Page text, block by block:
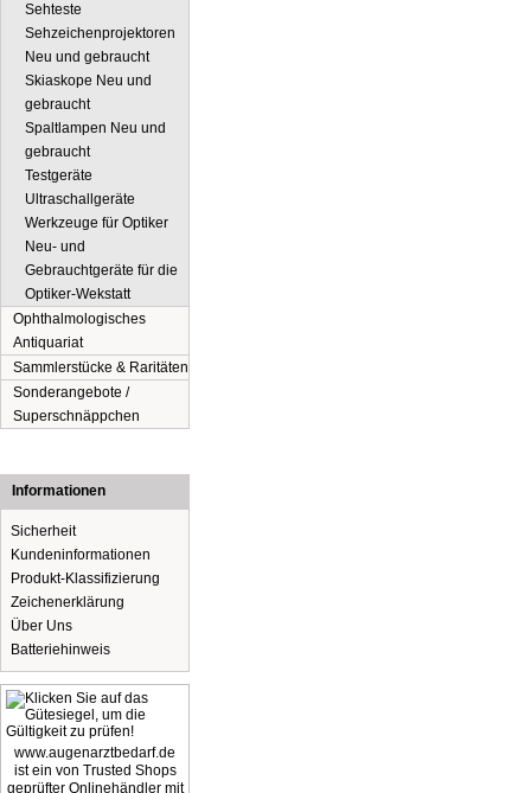
Sehteste
Sehzeichenprojektoren
Neu und gebraucht
Skiaskope Neu und
gebraucht
Spaltlampen Neu und
gebraucht
Testgeräte
Ultraschallgeräte
Werkzeuge für Optiker
Neu- und
Gebrauchtgeräte für die
Optiker-Wekstatt
Ophthalmologisches
Antiquariat
Sammlerstücke & Raritäten
Sonderangebote /
Superschnäppchen
Informationen
Sicherheit
Kundeninformationen
Produkt-Klassifizierung
Zeichenerklärung
Über Uns
Batteriehinweis
www.augenarztbedarf.de
ist ein von Trusted Shops
geprüfter Onlinehändler mit